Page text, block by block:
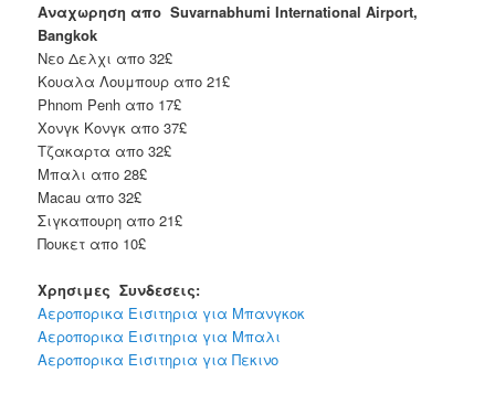
Αναχωρηση απο Suvarnabhumi International Airport,
Bangkok
Νεο Δελχι απο 32£
Κουαλα Λουμπουρ απο 21£
Phnom Penh απο 17£
Χονγκ Κονγκ απο 37£
Τζακαρτα απο 32£
Μπαλι απο 28£
Macau απο 32£
Σιγκαπουρη απο 21£
Πουκετ απο 10£
Χρησιμες Συνδεσεις:
Αεροπορικα Εισιτηρια για Μπανγκοκ
Αεροπορικα Εισιτηρια για Μπαλι
Αεροπορικα Εισιτηρια για Πεκινο